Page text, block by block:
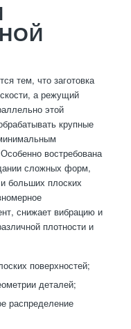
тем, что заготовка
а режущий
этой
крупные
востребована
сложных форм,
больших плоских
снижает вибрацию и
плотности и
поверхностей;
деталей;
распределение